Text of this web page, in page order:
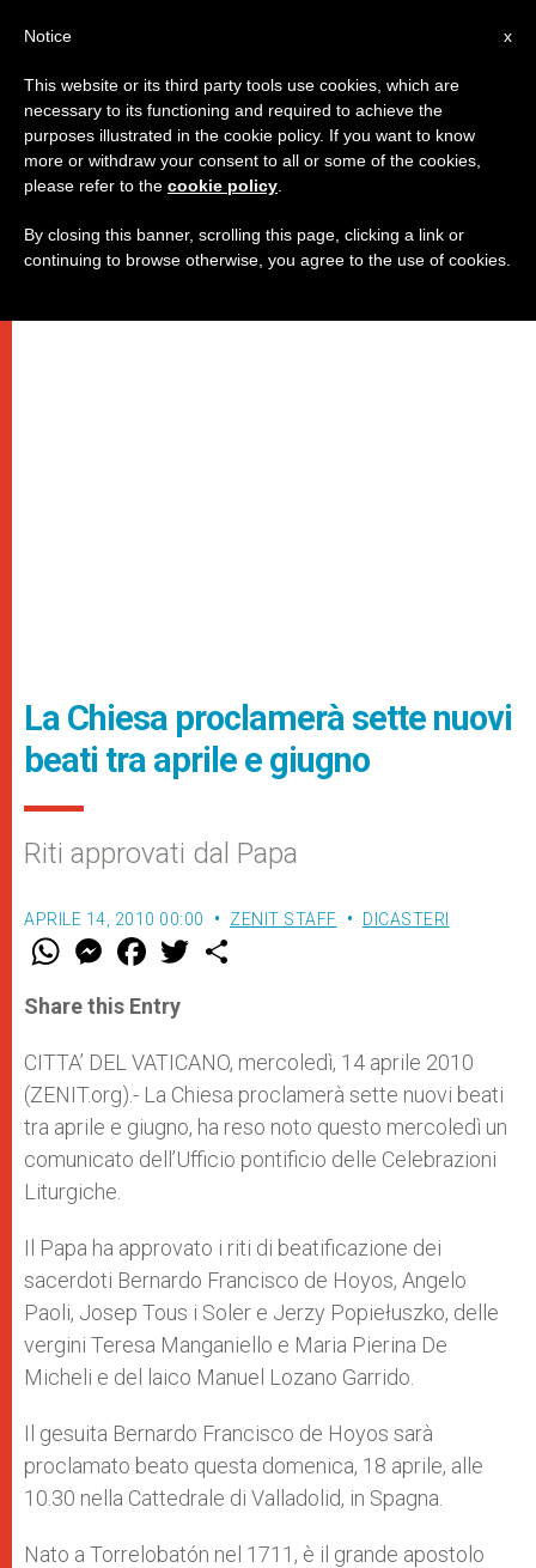
La Chiesa proclamerà sette nuovi
beati tra aprile e giugno
Riti approvati dal Papa
APRILE 14, 2010 00:00 ZENIT STAFF DICASTERI
W
t
s
p
p
M
e
s
e
g
e
r
F
a
e
b
o
k
w
r
Share this Entry
CITTA’ DEL VATICANO, mercoledì, 14 aprile 2010
(ZENIT.org).- La Chiesa proclamerà sette nuovi beati
tra aprile e giugno, ha reso noto questo mercoledì un
comunicato dell’Ufficio pontificio delle Celebrazioni
Liturgiche.
Il Papa ha approvato i riti di beatificazione dei
sacerdoti Bernardo Francisco de Hoyos, Angelo
Paoli, Josep Tous i Soler e Jerzy Popiełuszko, delle
vergini Teresa Manganiello e Maria Pierina De
Micheli e del laico Manuel Lozano Garrido.
Il gesuita Bernardo Francisco de Hoyos sarà
proclamato beato questa domenica, 18 aprile, alle
10.30 nella Cattedrale di Valladolid, in Spagna.
Nato a Torrelobatón nel 1711, è il grande apostolo
x
Notice
This website or its third party tools use cookies, which are
necessary to its functioning and required to achieve the
purposes illustrated in the cookie policy. If you want to know
more or withdraw your consent to all or some of the cookies,
please refer to the cookie policy
By closing this banner, scrolling this page, clicking a link or
continuing to browse otherwise, you agree to the use of cookies.